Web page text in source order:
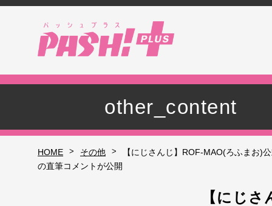
other_content
HOME > その他 >
【にじさんじ】ROF-MAO(ろふまお)
の直筆コメントが公開
【にじ